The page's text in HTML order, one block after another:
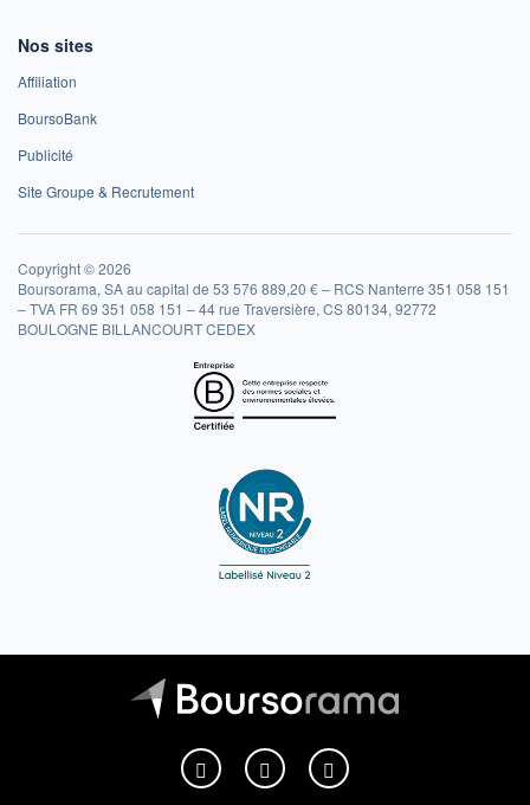
Nos sites
Affiliation
BoursoBank
Publicité
Site Groupe & Recrutement
Copyright © 2026
Boursorama, SA au capital de 53 576 889,20 € – RCS Nanterre 351 058 151
– TVA FR 69 351 058 151 – 44 rue Traversière, CS 80134, 92772
BOULOGNE BILLANCOURT CEDEX
Boursorama sur Facebook
Boursorama sur XBoursorama sur